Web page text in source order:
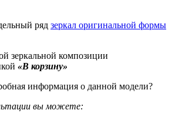
ряд зеркал оригинальной формы
зеркальной композиции
«В корзину»
информация о данной модели?
вы можете: